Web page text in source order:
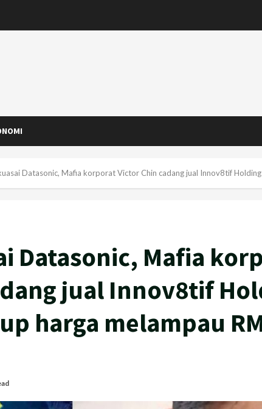
Datasonic, Mafia korporat Victor Chin cadang jual Innov8tif
Datasonic, Mafia
jual Innov8tif
harga melampau